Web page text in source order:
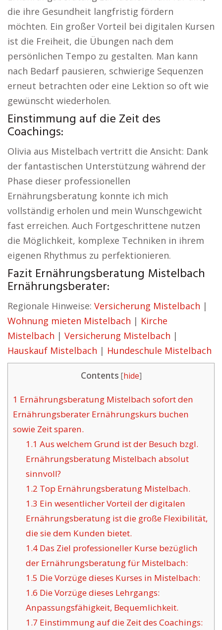
die ihre Gesundheit langfristig fördern
möchten. Ein großer Vorteil bei digitalen Kursen
ist die Freiheit, die Übungen nach dem
persönlichen Tempo zu gestalten. Man kann
nach Bedarf pausieren, schwierige Sequenzen
erneut betrachten oder eine Lektion so oft wie
gewünscht wiederholen.
Einstimmung auf die Zeit des
Coachings:
Olivia aus Mistelbach vertritt die Ansicht: Dank
der fantastischen Unterstützung während der
Phase dieser professionellen
Ernährungsberatung konnte ich mich
vollständig erholen und mein Wunschgewicht
fast erreichen. Auch Fortgeschrittene nutzen
die Möglichkeit, komplexe Techniken in ihrem
eigenen Rhythmus zu perfektionieren.
Fazit Ernährungsberatung Mistelbach
Ernährungsberater:
Regionale Hinweise: Versicherung Mistelbach |
Wohnung mieten Mistelbach | Kirche
Mistelbach | Versicherung Mistelbach |
Hauskauf Mistelbach | Hundeschule Mistelbach
Contents [hide]
1 Ernährungsberatung Mistelbach sofort den
Ernährungsberater Ernährungskurs buchen
sowie Zeit sparen.
1.1 Aus welchem Grund ist der Besuch bzgl.
Ernährungsberatung Mistelbach absolut
sinnvoll?
1.2 Top Ernährungsberatung Mistelbach.
1.3 Ein wesentlicher Vorteil der digitalen
Ernährungsberatung ist die große Flexibilität,
die sie dem Kunden bietet.
1.4Das Ziel professioneller Kurse bezüglich
der Ernährungsberatung für Mistelbach:
1.5 Die Vorzüge dieses Kurses in Mistelbach:
1.6 Die Vorzüge dieses Lehrgangs:
Anpassungsfähigkeit, Bequemlichkeit.
1.7 Einstimmung auf die Zeit des Coachings: